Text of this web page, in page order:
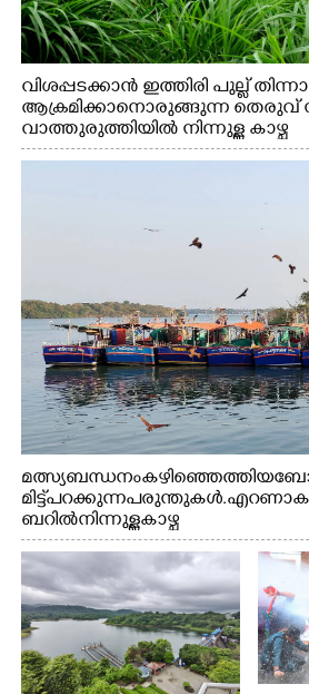
വിശപ്പടക്കാൻ ഇത്തിരി പുല്ല്
ആക്രമിക്കാനൊരുങ്ങുന്ന
വാത്തുരുത്തിയിൽ നിന്നുള്ള കാഴ്ച
മത്സ്യബന്ധനം കഴിഞ്ഞെത്തിയ
മിട്ട് പറക്കുന്ന പരുന്തുകൾ.
ബറിൽ നിന്നുള്ള കാഴ്ച